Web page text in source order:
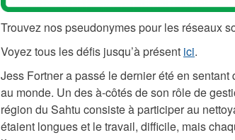
e
e
k
c
h
a
Trouvez nos pseudonymes pour les réseaux
Voyez tous les défis jusqu’à présent ici.
Jess Fortner a passé le dernier été en
au monde. Un des à-côtés de son rôle de
région du Sahtu consiste à participer au
étaient longues et le travail, difficile, mais